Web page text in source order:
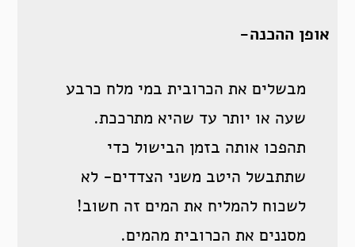
אופן ההכנה-
מבשלים את הכרובית במי מלח כרבע
שעה או יותר עד שהיא מתרככת.
תהפכו אותה בזמן הבישול כדי
שתתבשל היטב משני הצדדים- לא
לשכוח להמליח את המים זה חשוב!
מסננים את הכרובית מהמים.